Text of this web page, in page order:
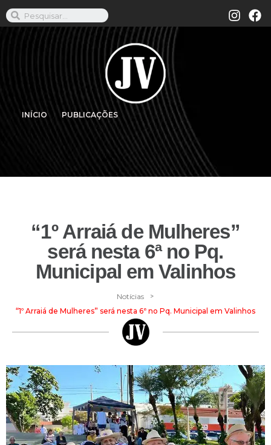
INÍCIO PUBLICAÇÕES
“1º Arraiá de Mulheres”
será nesta 6ª no Pq.
Municipal em Valinhos
Notícias >
“1º Arraiá de Mulheres” será nesta 6ª no Pq. Municipal em Valinhos